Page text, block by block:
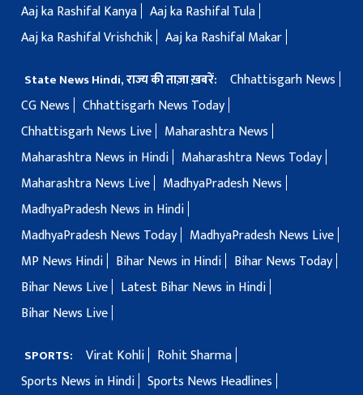
Aaj ka Rashifal Kanya Aaj ka Rashifal Tula
Aaj ka Rashifal Vrishchik Aaj ka Rashifal Makar
State News Hindi, राज्य की ताज़ा ख़बरें:
Chhattisgarh News
CG News
Chhattisgarh News Today
Chhattisgarh News Live
Maharashtra News
Maharashtra News in Hindi
Maharashtra News Today
Maharashtra News Live
MadhyaPradesh News
MadhyaPradesh News in Hindi
MadhyaPradesh News Today
MadhyaPradesh News Live
MP News Hindi
Bihar News in Hindi
Bihar News Today
Bihar News Live
Latest Bihar News in Hindi
Bihar News Live
SPORTS: Virat Kohli
Rohit Sharma
Sports News in Hindi Sports News Headlines